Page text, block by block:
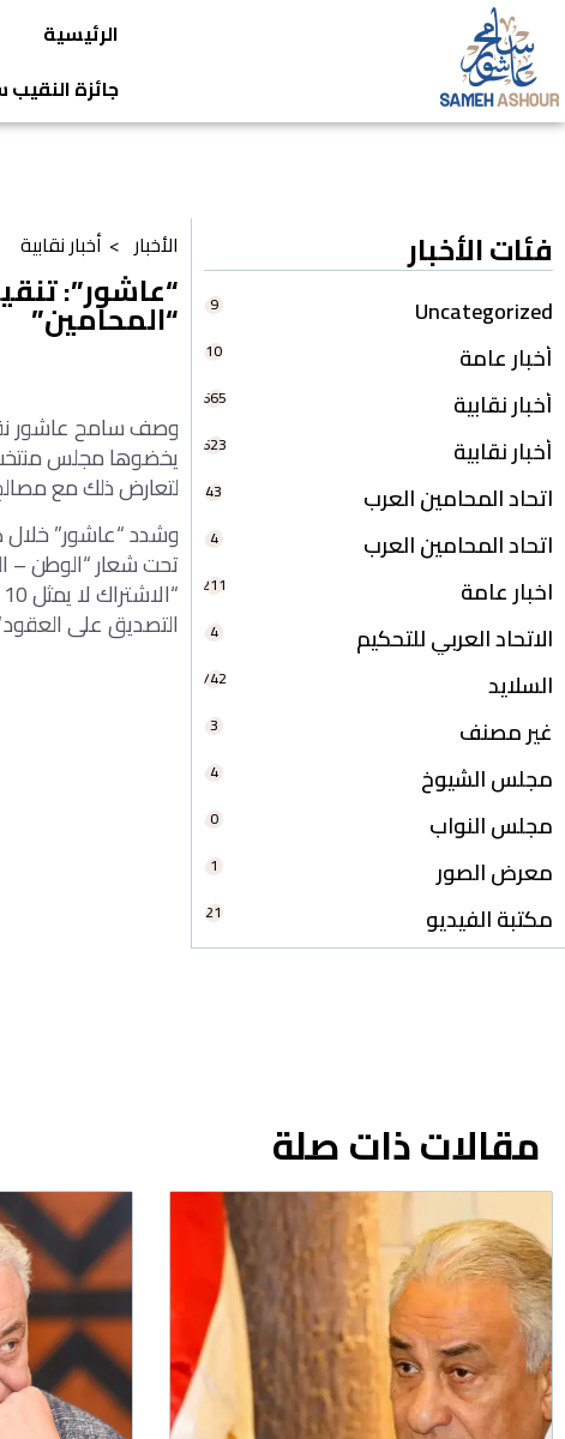
الرئيسية
جائزة
فئات الأخبار
Uncategorized
9
أخبار عامة 10
أخبار نقابية 665
أخبار نقابية 623
اتحاد المحامين العرب 43
اتحاد المحامين العرب 4
اخبار عامة 211
الاتحاد العربي للتحكيم 4
السلايد 742
غير مصنف 3
مجلس الشيوخ 4
مجلس النواب 0
معرض الصور 1
مكتبة الفيديو 21
الأخبار > أخبار نقابية
“عاشور”:
“المحامين”
وصف سامح عاشور
يخضوها مجلس منتخب
لتعارض ذلك مع
وشدد “عاشور” خلال
تحت شعار “الوطن –
التصديق على العقود
مقالات ذات صلة